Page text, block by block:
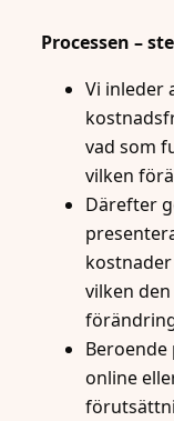
Processen –
Vi inleder
vad som
vilken
Därefter
vilken
online